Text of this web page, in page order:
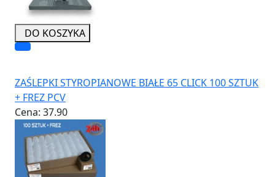
DO KOSZYKA
ZAŚLEPKI STYROPIANOWE BIAŁE 65 CLICK 100 SZTUK
+ FREZ PCV
Cena: 37.90